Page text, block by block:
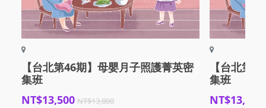
【台北第46期】母嬰月子照護菁英密
集班
NT$13,500 NT$13,800
【台北第
集班
NT$13,500